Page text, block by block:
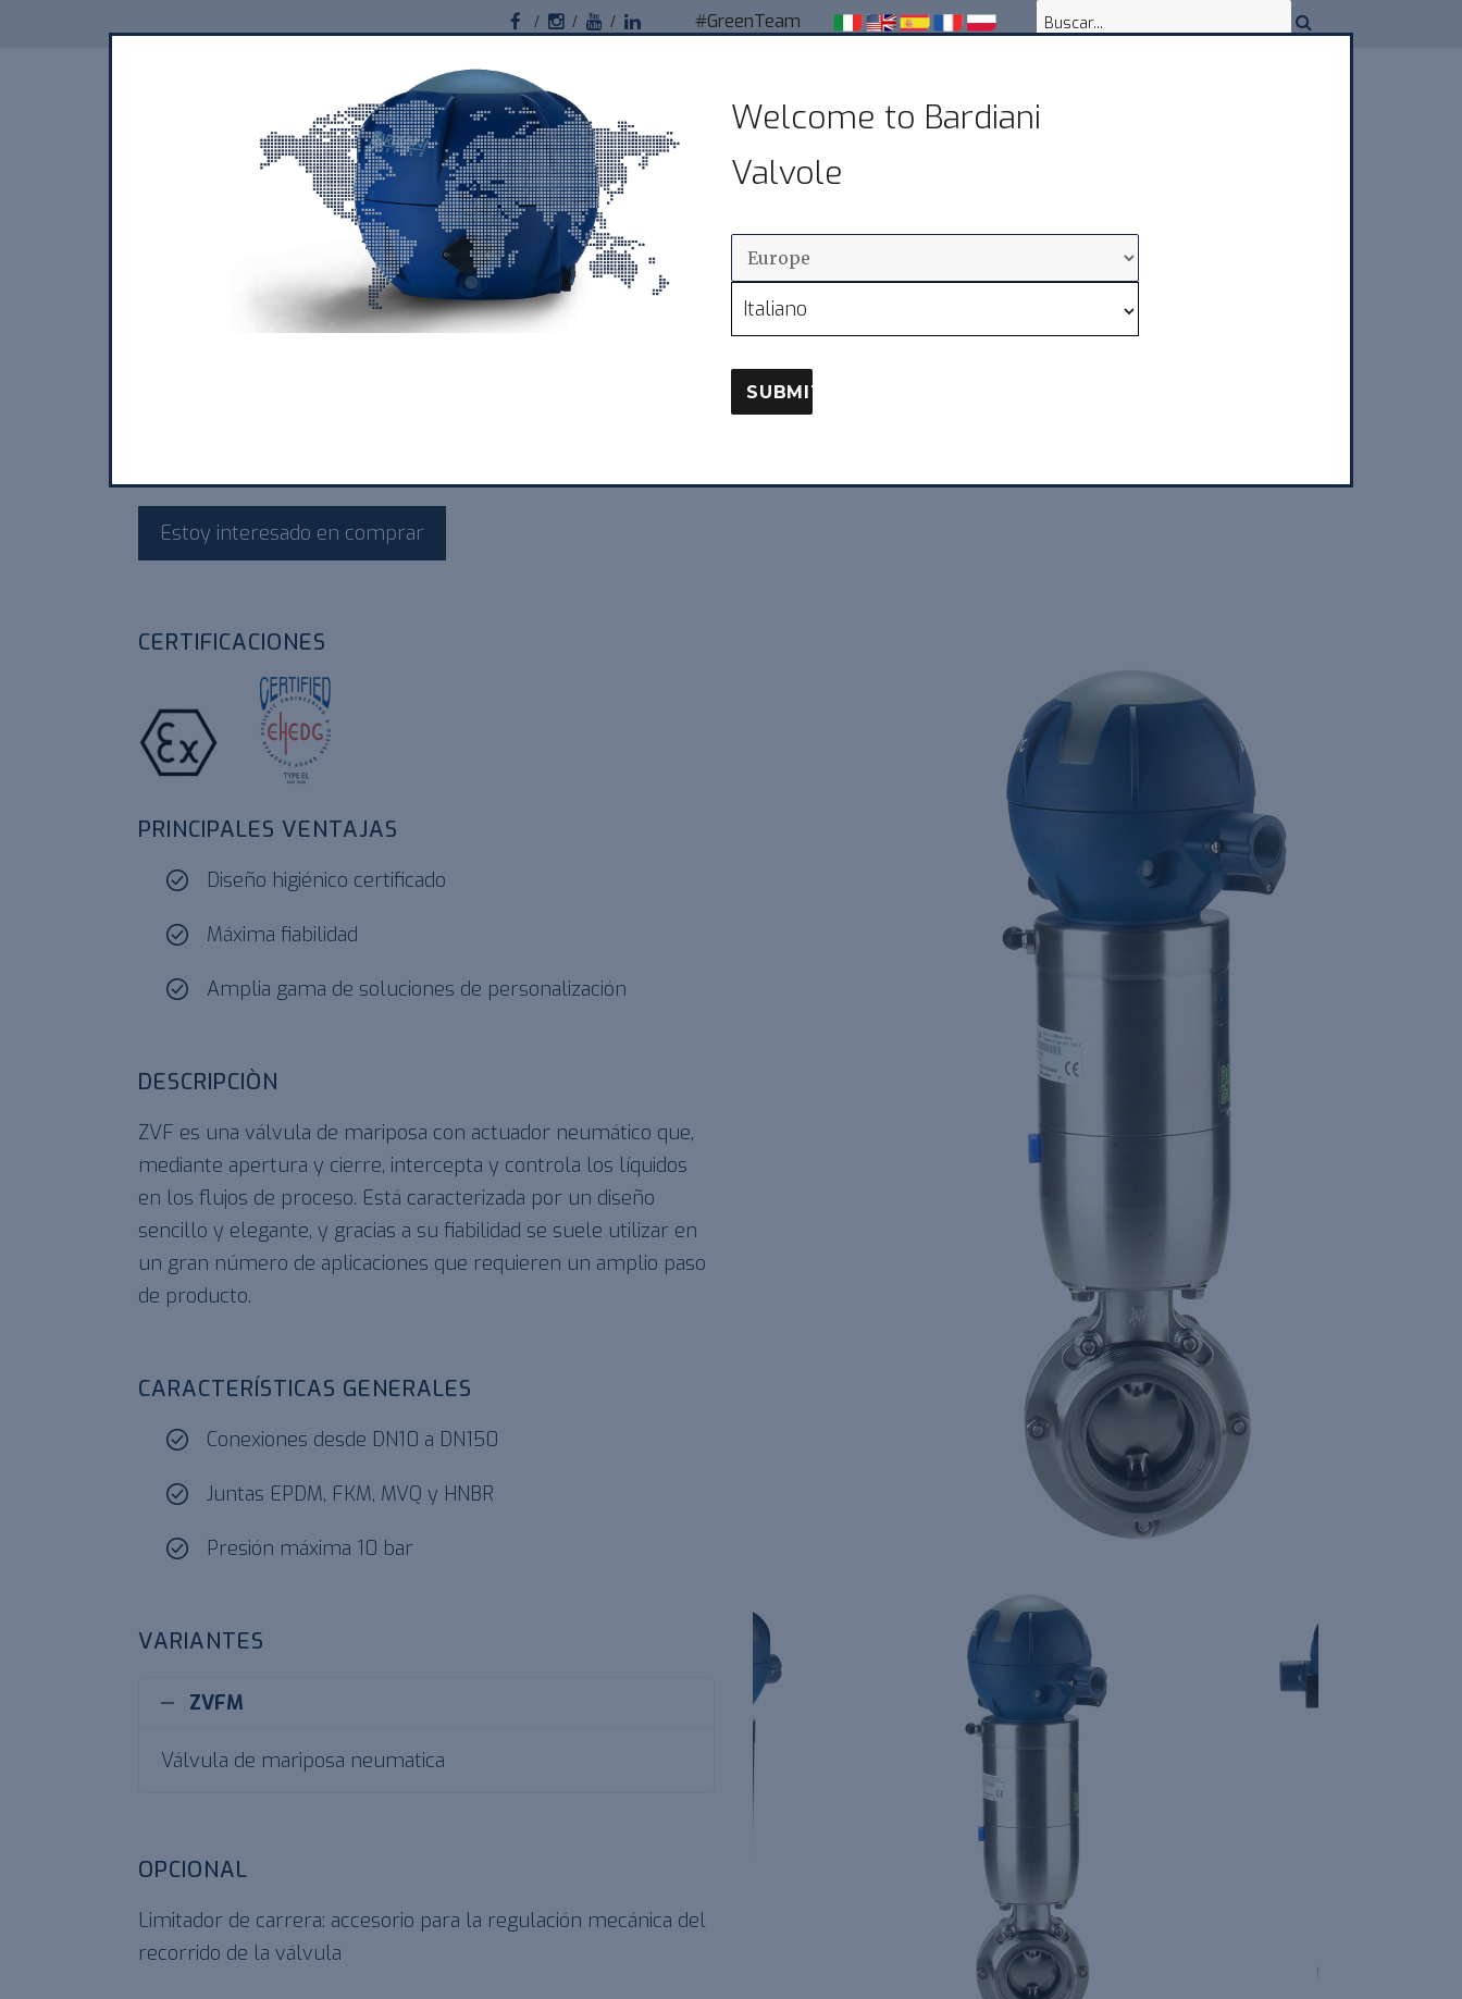
Welcome to Bardiani
Valvole
Italiano
SUBMIT
#GreenTeam
Bardiani Valvole
Valvole sanitarie pneumatiche per impianti
alimentari
NUESTROS PRODUCTOS
Estoy interesado en comprar
CERTIFICACIONES
PRINCIPALES VENTAJAS
Diseño higiénico certificado
Máxima fiabilidad
Amplia gama de soluciones de personalización
DESCRIPCIÒN
ZVF es una válvula de mariposa con actuador neumático que,
mediante apertura y cierre, intercepta y controla los líquidos
en los flujos de proceso. Está caracterizada por un diseño
sencillo y elegante, y gracias a su fiabilidad se suele utilizar en
un gran número de aplicaciones que requieren un amplio paso
de producto.
CARACTERÍSTICAS GENERALES
Conexiones desde DN10 a DN150
Juntas EPDM, FKM, MVQ y HNBR
Presión máxima 10 bar
VARIANTES
ZVFM
Válvula de mariposa neumatica
OPCIONAL
Limitador de carrera: accesorio para la regulación mecánica del
recorrido de la válvula